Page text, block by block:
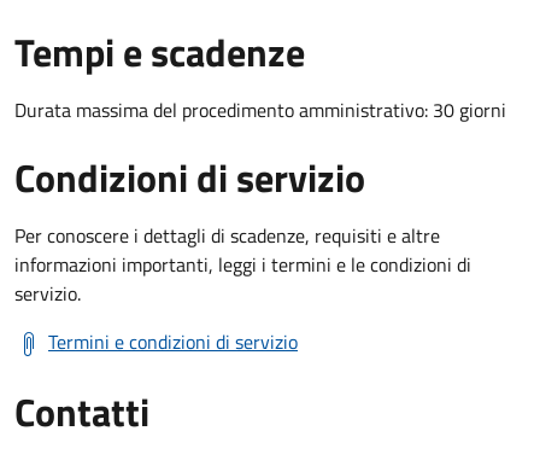
Tempi e scadenze
Durata massima del procedimento amministrativo: 30 giorni
Condizioni di servizio
Per conoscere i dettagli di scadenze, requisiti e altre
informazioni importanti, leggi i termini e le condizioni di
servizio.
Termini e condizioni di servizio
Contatti